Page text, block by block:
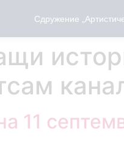
Сдружение
11